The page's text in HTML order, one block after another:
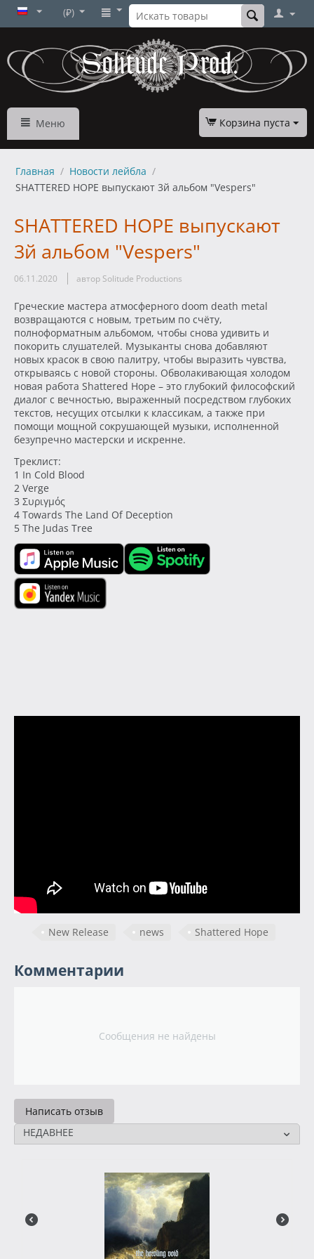
(₽)
Меню Корзина пуста
Главная / Новости лейбла /
SHATTERED HOPE выпускают 3й альбом "Vespers"
SHATTERED HOPE выпускают
3й альбом "Vespers"
06.11.2020 автор Solitude Productions
Греческие мастера атмосферного doom death metal
возвращаются с новым, третьим по счёту,
полноформатным альбомом, чтобы снова удивить и
покорить слушателей. Музыканты снова добавляют
новых красок в свою палитру, чтобы выразить чувства,
открываясь с новой стороны. Обволакивающая холодом
новая работа Shattered Hope – это глубокий философский
диалог с вечностью, выраженный посредством глубоких
текстов, несущих отсылки к классикам, а также при
помощи мощной сокрушающей музыки, исполненной
безупречно мастерски и искренне.
Треклист:
1 In Cold Blood
2 Verge
3 Συριγμός
4 Towards The Land Of Deception
5 The Judas Tree
New Release news Shattered Hope
Комментарии
Сообщения не найдены
Написать отзыв
НЕДАВНЕЕ